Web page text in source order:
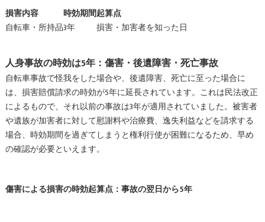
損害内容 時効期間起算点
自転車・所持品3年 損害・加害者を知った日
人身事故の時効は5年：傷害・後遺障害・死亡事故
自転車事故で怪我をした場合や、後遺障害、死亡に至った場合に
は、損害賠償請求の時効が5年に延長されています。これは民法改正
によるもので、それ以前の事故は3年が適用されていました。被害者
や遺族が加害者に対して慰謝料や治療費、逸失利益などを請求する
場合、時効期間を過ぎてしまうと権利行使が困難になるため、早め
の確認が必要といえます。
傷害による損害の時効起算点：事故の翌日から5年